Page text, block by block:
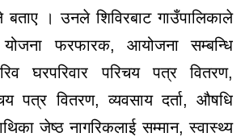
। उनले शिविरबाट गाउँपालिकाले
योजना फरफारक, आयोजना सम्बन्धि
घरपरिवार परिचय पत्र वितरण,
पत्र वितरण, व्यवसाय दर्ता, औषधि
जेष्ठ नागरिकलाई सम्मान, स्वास्थ्य